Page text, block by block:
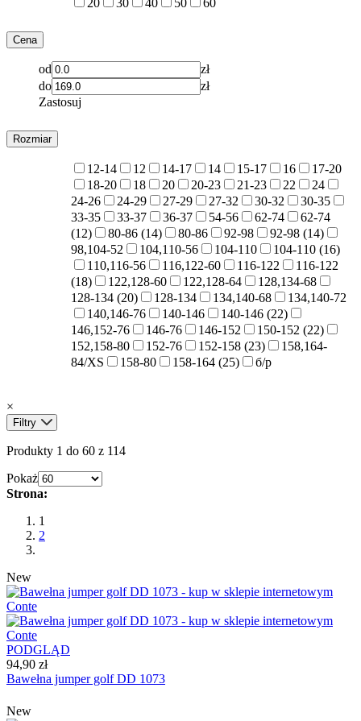
Cena
od
zł
do
zł
Zastosuj
Rozmiar
12-14 12 14-17 14 15-17 16
17-20
18-20
18 20 20-23 21-23 22
24
24-26
24-29 27-29 27-32 30-32
30-35
33-35
33-37 36-37 54-56 62-74
62-74
(12)
80-86 (14) 80-86 92-98
92-98 (14)
98,104-52
104,110-56 104-110
104-110 (16)
110,116-56
116,122-60 116-122
116-122
(18)
122,128-60 122,128-64
128,134-68
128-134 (20)
128-134 134,140-68
134,140-72
140,146-76
140-146
140-146 (22)
146,152-76
146-76 146-152
150-152 (22)
152,158-80
152-76 152-158 (23)
158,164-
84/XS
158-80 158-164 (25) б/р
×
Filtry
Produkty 1 do 60 z 114
Pokaż
Strona:
1
2
New
PODGLĄD
94,90 zł
Bawełna jumper golf DD 1073
New